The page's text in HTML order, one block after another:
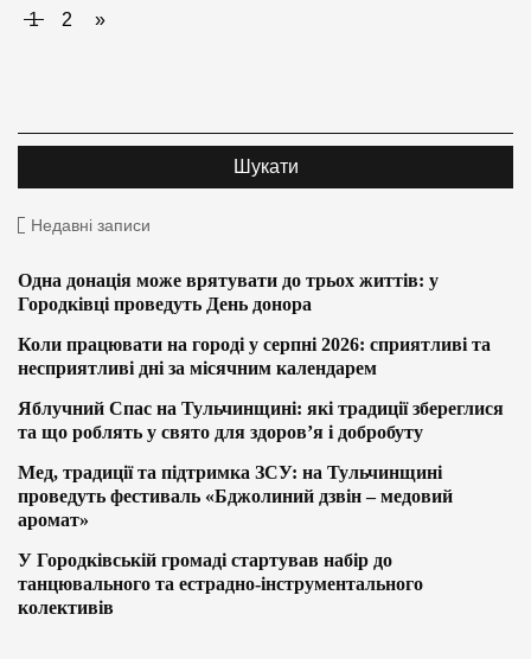
1 2 »
Недавні записи
Одна донація може врятувати до трьох життів: у
Городківці проведуть День донора
Коли працювати на городі у серпні 2026: сприятливі та
несприятливі дні за місячним календарем
Яблучний Спас на Тульчинщині: які традиції збереглися
та що роблять у свято для здоров’я і добробуту
Мед, традиції та підтримка ЗСУ: на Тульчинщині
проведуть фестиваль «Бджолиний дзвін – медовий
аромат»
У Городківській громаді стартував набір до
танцювального та естрадно-інструментального
колективів